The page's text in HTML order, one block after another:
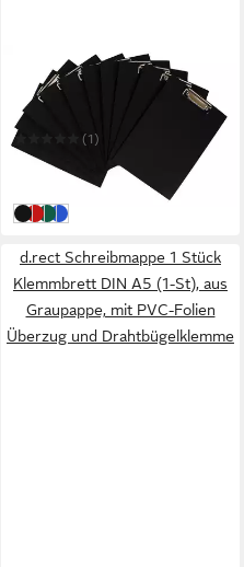
KRANHOLDT
Schreibmappe 10 Stück
Klemmbrett DIN A4
(1)
13,99 €
(1,40 €/ 1 Stk)
in 4-5 Werktagen bei dir
Schwarz
RotGrün
Blau
d.rect Schreibmappe 1 Stück
Klemmbrett DIN A5 (1-St), aus
Graupappe, mit PVC-Folien
Überzug und Drahtbügelklemme